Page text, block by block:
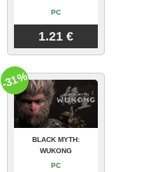
PC
1.21 €
BLACK MYTH:
WUKONG
PC
-31%